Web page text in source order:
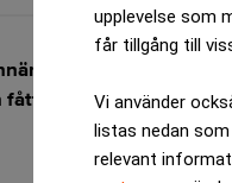
upplevelse som
får tillgång till
Vi använder
listas nedan
relevant
har utfärdat nio
fått sin licens återkallad.